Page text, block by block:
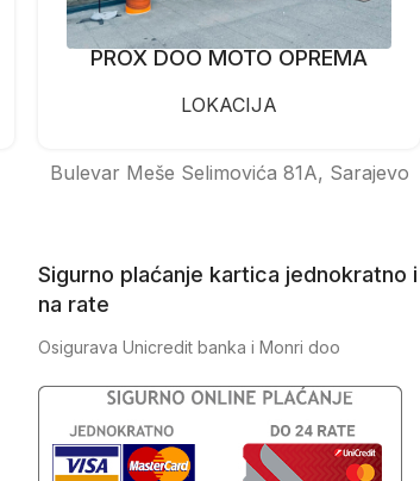
PROX DOO MOTO OPREMA
LOKACIJA
Bulevar Meše Selimovića 81A, Sarajevo
Sigurno plaćanje kartica jednokratno i
na rate
Osigurava Unicredit banka i Monri doo